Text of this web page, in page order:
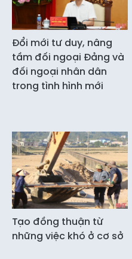
Đổi mới tư duy, nâng
tầm đối ngoại Đảng và
đối ngoại nhân dân
trong tình hình mới
Tạo đồng thuận từ
những việc khó ở cơ sở